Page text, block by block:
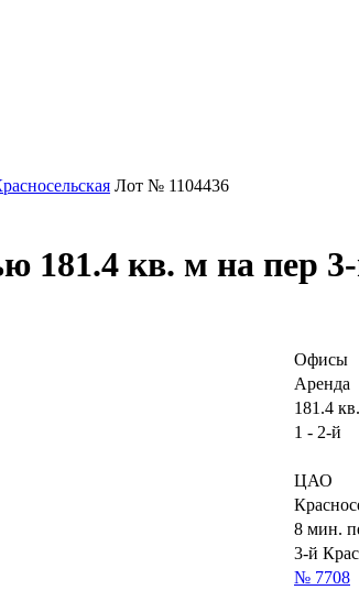
Лот № 1104436
181.4 кв. м на пер
Офисы
Аренда
181.4
1 - 2-й
ЦАО
8 мин.
3-й
№ 7708